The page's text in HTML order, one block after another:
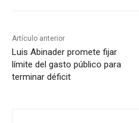
Artículo anterior
Luis Abinader promete fijar
límite del gasto público para
terminar déficit